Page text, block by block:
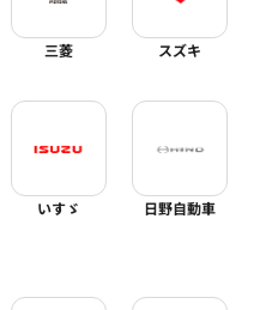
三菱 スズキ
いすゞ 日野自動車